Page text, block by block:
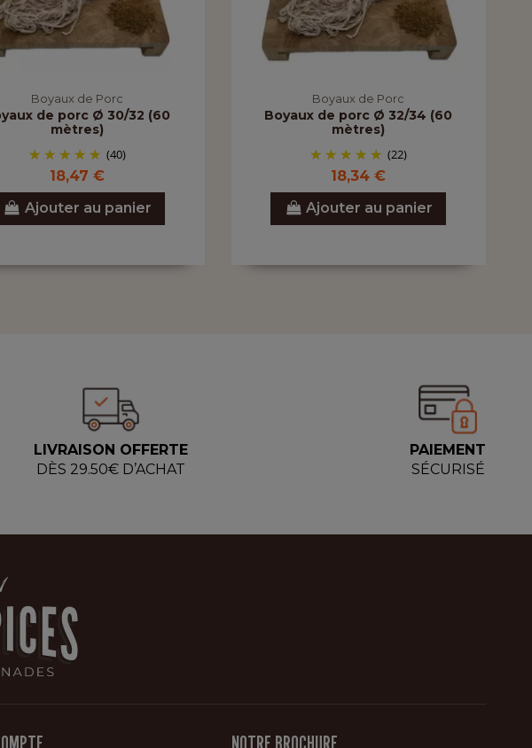
Boyaux de Porc
de porc Ø 30/32 (60
mètres)
(40)
18,47 €
Ajouter au panier
Boyaux de Porc
Boyaux de porc Ø 32/34 (60
mètres)
(22)
18,34 €
Ajouter au panier
LIVRAISON OFFERTE
DÈS 29.50€ D’ACHAT
PAIEMENT
SÉCURISÉ